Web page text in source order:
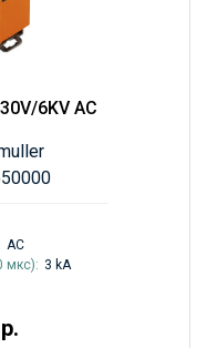
6KV AC
AC
мкс): 3 kA